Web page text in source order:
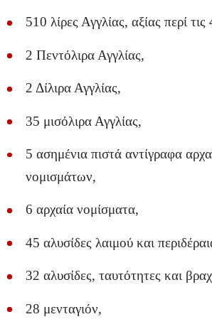
510 λίρες Αγγλίας, αξίας περί
2 Πεντόλιρα Αγγλίας,
2 Δίλιρα Αγγλίας,
35 μισόλιρα Αγγλίας,
5 ασημένια πιστά αντίγραφα
νομισμάτων,
6 αρχαία νομίσματα,
45 αλυσίδες λαιμού και
32 αλυσίδες, ταυτότητες και
28 μενταγιόν,